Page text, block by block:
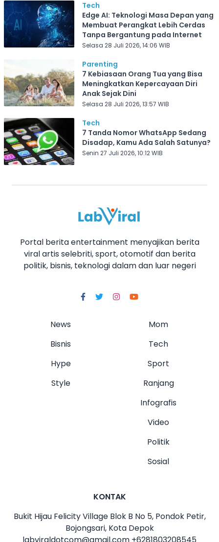
Tech
Edge AI: Teknologi Masa Depan yang
Membuat Perangkat Lebih Cerdas
Tanpa Bergantung pada Internet
Selasa 28 Juli 2026, 14:06 WIB
Parenting
7 Kebiasaan Orang Tua yang Bisa
Meningkatkan Kepercayaan Diri
Anak Sejak Dini
Selasa 28 Juli 2026, 13:57 WIB
Tech
7 Tanda Nomor WhatsApp Sedang
Disadap, Kamu Ada Salah Satunya?
Senin 27 Juli 2026, 10:12 WIB
Portal berita entertainment menyajikan berita
viral artis selebriti, sport, otomotif dan berita
politik, bisnis, teknologi dalam dan luar negeri
News
Bisnis
Hype
Style
Mom
Tech
Sport
Ranjang
Infografis
Video
Politik
Sosial
KONTAK
Bukit Hijau Felicity Village Blok B No 5, Pondok Petir,
Bojongsari, Kota Depok